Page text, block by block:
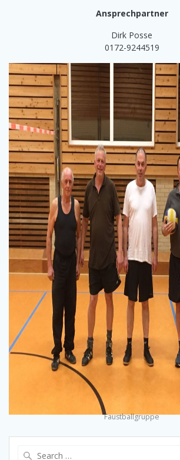
Ansprechpartner
Dirk Posse
0172-9244519
Faustballgruppe